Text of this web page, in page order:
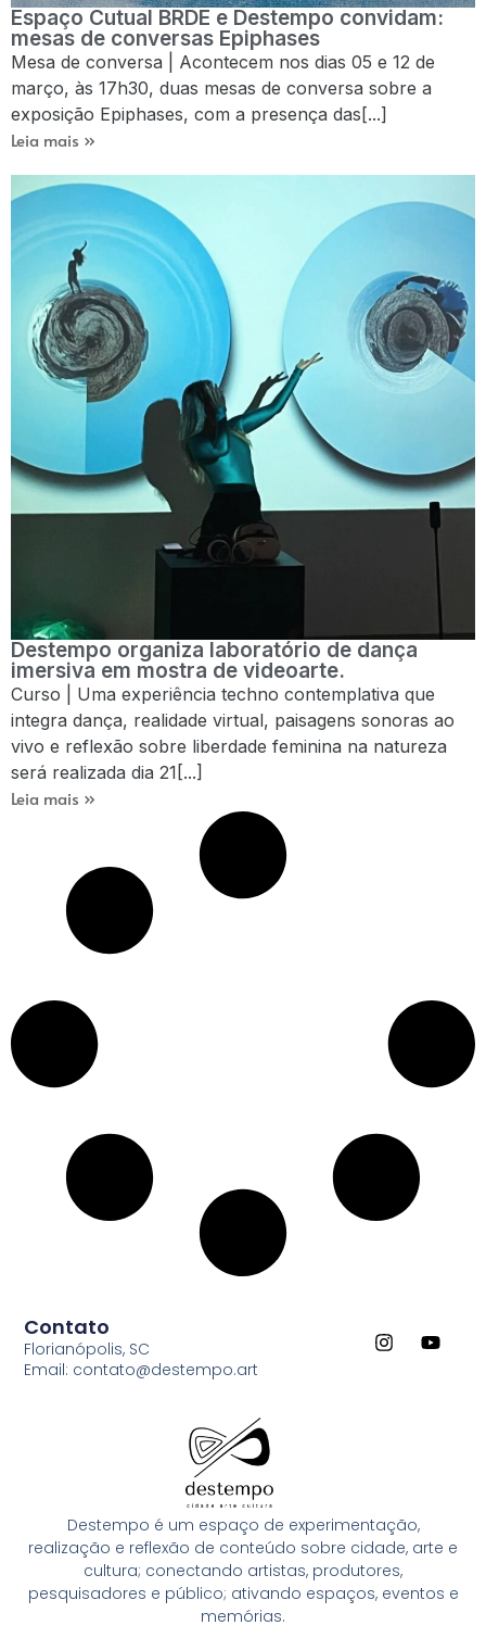
Espaço Cutual BRDE e Destempo convidam:
mesas de conversas Epiphases
Mesa de conversa | Acontecem nos dias 05 e 12 de
março, às 17h30, duas mesas de conversa sobre a
exposição Epiphases, com a presença das[...]
Leia mais »
Destempo organiza laboratório de dança
imersiva em mostra de videoarte.
Curso | Uma experiência techno contemplativa que
integra dança, realidade virtual, paisagens sonoras ao
vivo e reflexão sobre liberdade feminina na natureza
será realizada dia 21[...]
Leia mais »
Destempo é um espaço de experimentação,
realização e reflexão de conteúdo sobre cidade, arte e
cultura; conectando artistas, produtores,
pesquisadores e público; ativando espaços, eventos e
memórias.
Contato
Florianópolis, SC
Email: contato@destempo.art